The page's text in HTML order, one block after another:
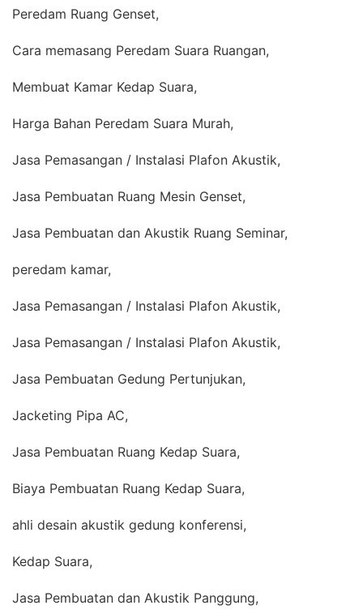
Peredam Ruang Genset,
Cara memasang Peredam Suara Ruangan,
Membuat Kamar Kedap Suara,
Harga Bahan Peredam Suara Murah,
Jasa Pemasangan / Instalasi Plafon Akustik,
Jasa Pembuatan Ruang Mesin Genset,
Jasa Pembuatan dan Akustik Ruang Seminar,
peredam kamar,
Jasa Pemasangan / Instalasi Plafon Akustik,
Jasa Pemasangan / Instalasi Plafon Akustik,
Jasa Pembuatan Gedung Pertunjukan,
Jacketing Pipa AC,
Jasa Pembuatan Ruang Kedap Suara,
Biaya Pembuatan Ruang Kedap Suara,
ahli desain akustik gedung konferensi,
Kedap Suara,
Jasa Pembuatan dan Akustik Panggung,